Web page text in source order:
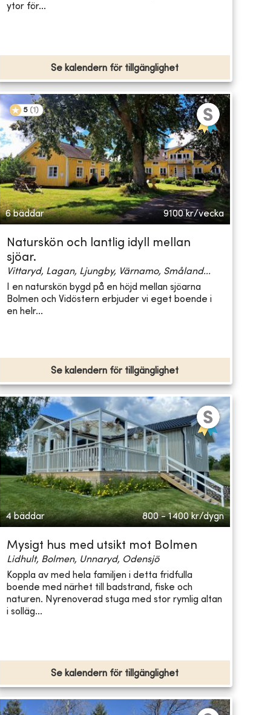
ytor för...
Se kalendern för tillgänglighet
5 (1 )
6 bäddar 9100 kr/vecka
Naturskön och lantlig idyll mellan
sjöar.
Vittaryd, Lagan, Ljungby, Värnamo, Småland...
I en naturskön bygd på en höjd mellan sjöarna
Bolmen och Vidöstern erbjuder vi eget boende i
en helr...
Se kalendern för tillgänglighet
4 bäddar 800 - 1400 kr/dygn
Mysigt hus med utsikt mot Bolmen
Lidhult, Bolmen, Unnaryd, Odensjö
Koppla av med hela familjen i detta fridfulla
boende med närhet till badstrand, fiske och
naturen. Nyrenoverad stuga med stor rymlig altan
i solläg...
Se kalendern för tillgänglighet